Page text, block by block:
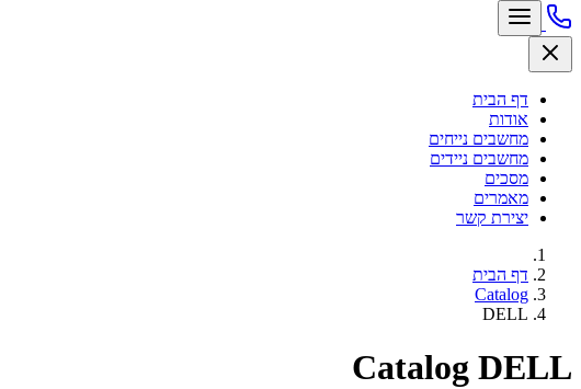
דף הבית
אודות
מחשבים נייחים
מחשבים ניידים
מסכים
מאמרים
יצירת קשר
דף הבית
Catalog
DELL
Catalog DELL